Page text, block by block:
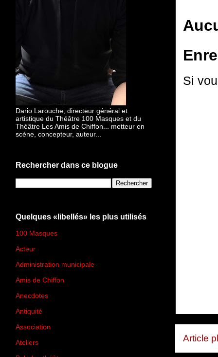
Si
Article
Dario Larouche, directeur général et
artistique du Théâtre 100 Masques et du
Théâtre Les Amis de Chiffon... metteur en
scène, concepteur, auteur...
Rechercher dans ce blogue
Quelques «libellés» les plus utilisés
100 Masques
Acteur
Administration municipale
Amis de Chiffon
Anecdotes
Antiquité
Association
Ateliers